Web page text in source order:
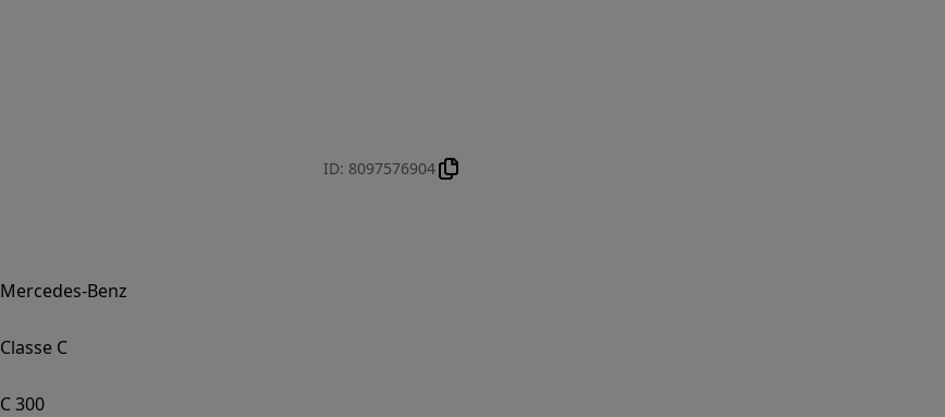
ID: 8097576904
Mercedes-Benz
Classe C
C 300